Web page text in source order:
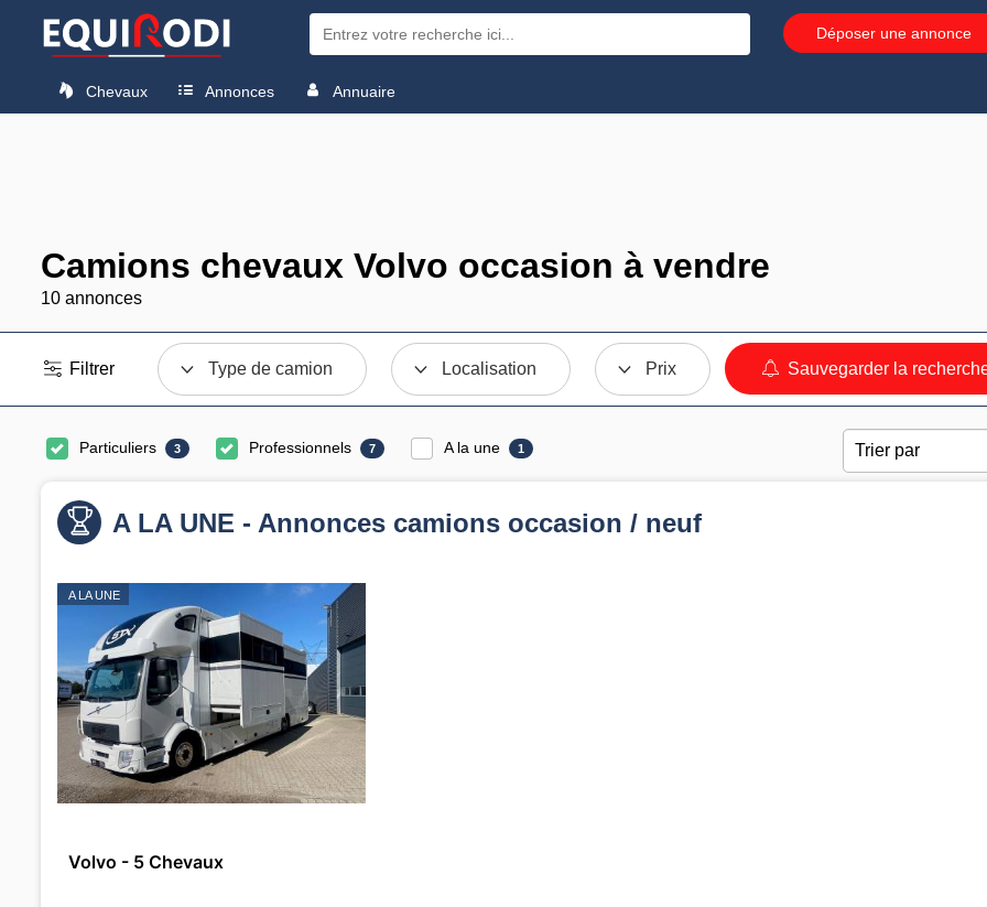
Déposer une annonce
Chevaux Annonces Annuaire
Camions chevaux Volvo occasion à vendre
10 annonces
Filtrer Type de camion Localisation Prix Sauvegarder la
Particuliers 3 Professionnels 7 A la une 1
A LA UNE - Annonces camions occasion / neuf
A LA UNE
Volvo - 5 Chevaux